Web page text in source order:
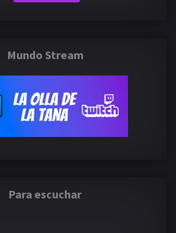
Mundo Stream
Para escuchar